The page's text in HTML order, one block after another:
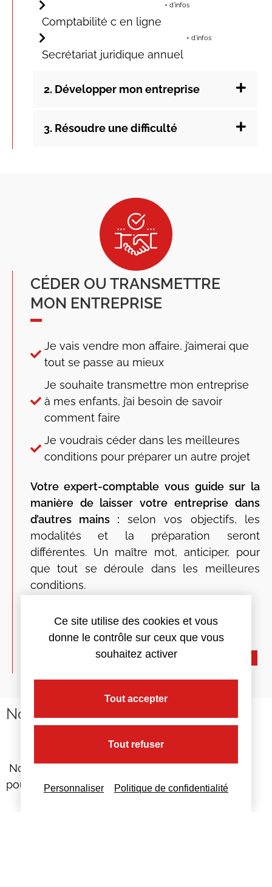
Comptabilité c en ligne
+ d’infos
Secrétariat juridique annuel
+ d’infos
2. Développer mon entreprise
3. Résoudre une difficulté
CÉDER OU TRANSMETTRE
MON ENTREPRISE
Je vais vendre mon affaire, j’aimerai que
tout se passe au mieux
Je souhaite transmettre mon entreprise
à mes enfants, j’ai besoin de savoir
comment faire
Je voudrais céder dans les meilleures
conditions pour préparer un autre projet
Votre expert-comptable vous guide sur la
manière de laisser votre entreprise dans
d’autres mains : selon vos objectifs, les
modalités et la préparation seront
différentes. Un maître mot, anticiper, pour
que tout se déroule dans les meilleures
conditions.
Évaluation
Opération juridiques particuliers
Nous contacter
Nous restons à votre disposition
pour toutes demandes complémentaires
Ce site utilise des cookies et vous
donne le contrôle sur ceux que vous
souhaitez activer
Tout accepter
Tout refuser
Personnaliser Politique de confidentialité